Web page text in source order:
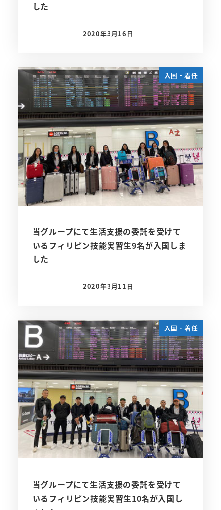
した
投稿日
2020年3月16日
入国・着任
当グループにて生活支援の委託を受けて
いるフィリピン技能実習生9名が入国しま
した
投稿日
2020年3月11日
入国・着任
当グループにて生活支援の委託を受けて
いるフィリピン技能実習生10名が入国し